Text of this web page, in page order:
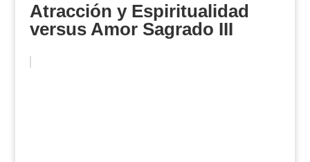
Atracción y Espiritualidad
versus Amor Sagrado III